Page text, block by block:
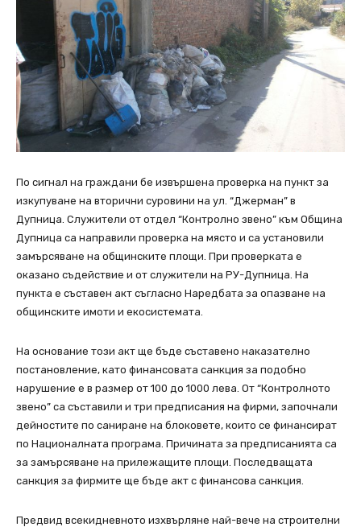
По сигнал на граждани бе извършена проверка на пункт за
изкупуване на вторични суровини на ул. “Джерман” в
Дупница. Служители от отдел “Контролно звено” към Община
Дупница са направили проверка на място и са установили
замърсяване на общинските площи. При проверката е
оказано съдействие и от служители на РУ-Дупница. На
пункта е съставен акт съгласно Наредбата за опазване на
общинските имоти и екосистемата.
На основание този акт ще бъде съставено наказателно
постановление, като финансовата санкция за подобно
нарушение е в размер от 100 до 1000 лева. От “Контролното
звено” са съставили и три предписания на фирми, започнали
дейностите по саниране на блоковете, които се финансират
по Националната програма. Причината за предписанията са
за замърсяване на прилежащите площи. Последващата
санкция за фирмите ще бъде акт с финансова санкция.
Предвид всекидневното изхвърляне най-вече на строителни